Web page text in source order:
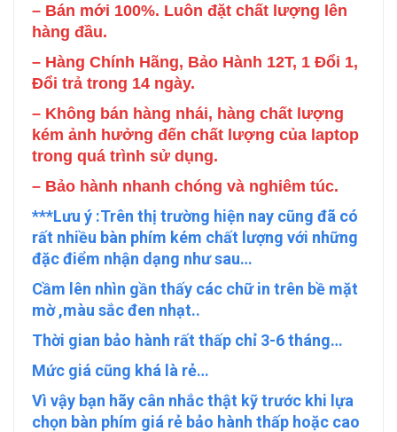
– Bán mới 100%. Luôn đặt chất lượng lên
hàng đầu.
– Hàng Chính Hãng, Bảo Hành 12T, 1 Đổi 1,
Đổi trả trong 14 ngày.
– Không bán hàng nhái, hàng chất lượng
kém ảnh hưởng đến chất lượng của laptop
trong quá trình sử dụng.
– Bảo hành nhanh chóng và nghiêm túc.
***Lưu ý :Trên thị trường hiện nay cũng đã có
rất nhiều bàn phím kém chất lượng với những
đặc điểm nhận dạng như sau…
Cầm lên nhìn gần thấy các chữ in trên bề mặt
mờ ,màu sắc đen nhạt..
Thời gian bảo hành rất thấp chỉ 3-6 tháng…
Mức giá cũng khá là rẻ…
Vì vậy bạn hãy cân nhắc thật kỹ trước khi lựa
chọn bàn phím giá rẻ bảo hành thấp hoặc cao